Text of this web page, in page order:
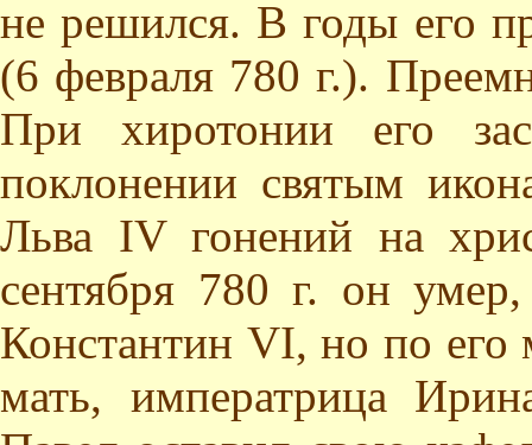
не решился. В годы его
(6 февраля 780 г.).
При хиротонии его
поклонении святым
Льва IV гонений на
сентября 780 г. он
Константин VI, но по его
мать, императрица